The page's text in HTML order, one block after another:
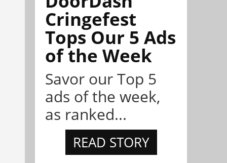
Cringefest
Tops Our 5 Ads
of the Week
Savor our Top 5
ads of the week,
as ranked...
READ STORY